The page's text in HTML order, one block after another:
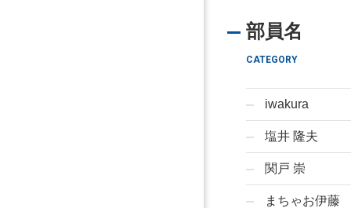
部員名
CATEGORY
iwakura
塩井 隆夫
関戸 崇
まちゃお伊藤